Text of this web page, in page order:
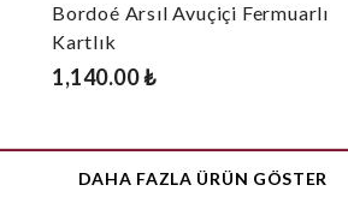
Bordoé Arsıl Avuçiçi Fermuarlı
Kartlık
1,140.00 ₺
DAHA FAZLA ÜRÜN GÖSTER